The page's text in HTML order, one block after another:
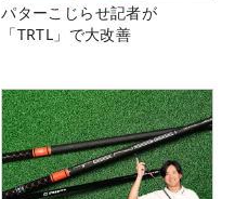
パターこじらせ記者が
「TRTL」で大改善